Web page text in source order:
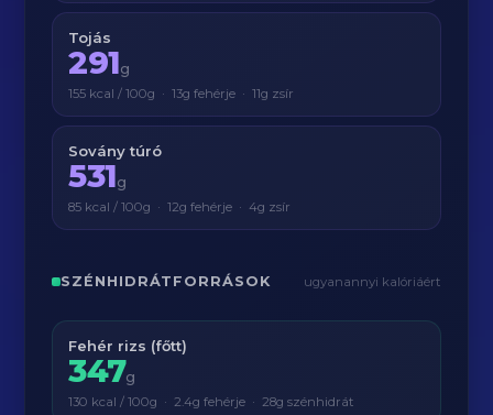
Tojás
291g
155 kcal / 100g · 13g fehérje · 11g zsír
Sovány túró
531g
85 kcal / 100g · 12g fehérje · 4g zsír
SZÉNHIDRÁTFORRÁSOK ugyanannyi kalóriáért
Fehér rizs (főtt)
347g
130 kcal / 100g · 2.4g fehérje · 28g szénhidrát